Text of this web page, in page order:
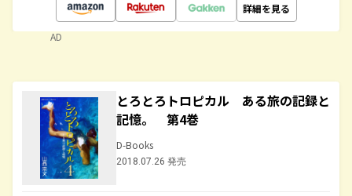
詳細を見る
AD
とろとろトロピカル ある旅の記録と
記憶。 第4巻
D-Books
2018.07.26 発売